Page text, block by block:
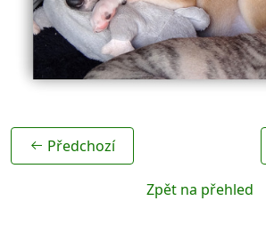
Předchozí
Zpět na přehled